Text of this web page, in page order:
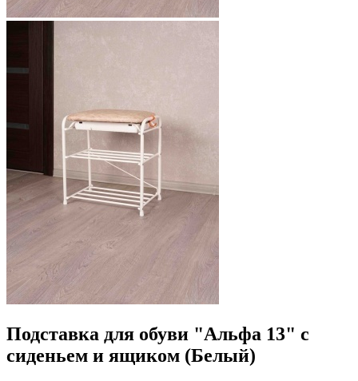
Подставка для обуви "Альфа 13" с
сиденьем и ящиком (Белый)